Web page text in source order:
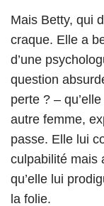
Mais Betty, qui
craque. Elle a
d’une
question
perte ? –
autre femme,
passe. Elle lui
culpabilité mais
qu’elle lui
la folie.